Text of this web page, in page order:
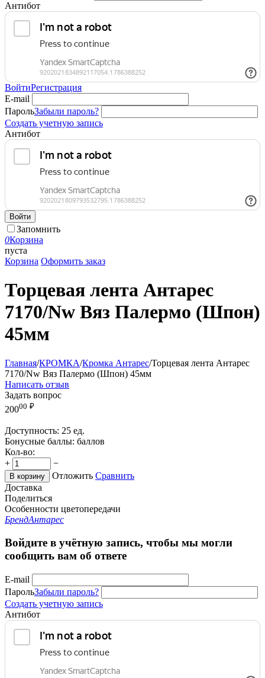
Антибот
ВойтиРегистрация
E-mail
ПарольЗабыли пароль?
Создать учетную запись
Антибот
Войти
Запомнить
0Корзина
пуста
Корзина Оформить заказ
Торцевая лента Антарес
7170/Nw Вяз Палермо (Шпон)
45мм
Главная/КРОМКА/Кромка Антарес/Торцевая лента Антарес
7170/Nw Вяз Палермо (Шпон) 45мм
Написать отзыв
Задать вопрос
20000 ₽
Доступность: 25 ед.
Бонусные баллы: баллов
Кол-во:
+
−
В корзину Отложить Сравнить
Доставка
Поделиться
Особенности цветопередачи
БрендАнтарес
Войдите в учётную запись, чтобы мы могли
сообщить вам об ответе
E-mail
ПарольЗабыли пароль?
Создать учетную запись
Антибот